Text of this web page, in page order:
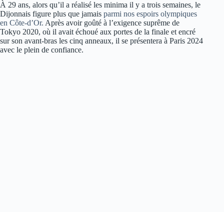
À 29 ans, alors qu’il a réalisé les minima il y a trois semaines, le
Dijonnais figure plus que jamais parmi nos espoirs olympiques
en Côte-d’Or. Après avoir goûté à l’exigence suprême de
Tokyo 2020, où il avait échoué aux portes de la finale et encré
sur son avant-bras les cinq anneaux, il se présentera à Paris 2024
avec le plein de confiance.